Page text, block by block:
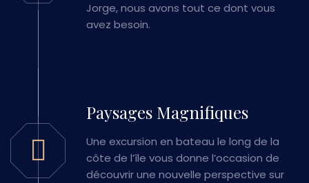
Jorge, nous avons tout ce dont vous
avez besoin.
Paysages Magnifiques
Une excursion en bateau le long de la
côte de l’île vous donne l’occasion de
découvrir une nouvelle perspective sur